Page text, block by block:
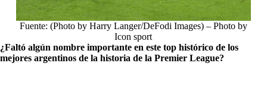
Fuente: (Photo by Harry Langer/DeFodi Images) – Photo by
Icon sport
¿Faltó algún nombre importante en este top histórico de los
mejores argentinos de la historia de la Premier League?